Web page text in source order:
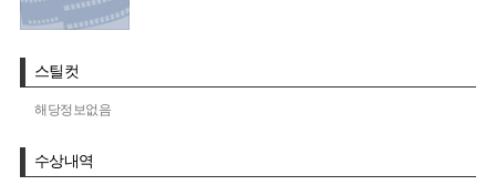
스틸컷
해당정보없음
수상내역